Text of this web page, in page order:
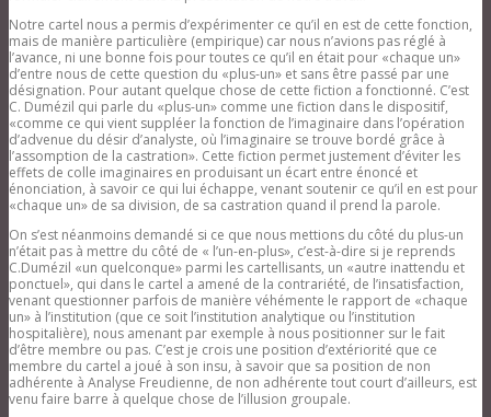
Notre cartel nous a permis d’expérimenter ce qu’il en est de cette fonction,
mais de manière particulière (empirique) car nous n’avions pas réglé à
l’avance, ni une bonne fois pour toutes ce qu’il en était pour «chaque un»
d’entre nous de cette question du «plus-un» et sans être passé par une
désignation. Pour autant quelque chose de cette fiction a fonctionné. C’est
C. Dumézil qui parle du «plus-un» comme une fiction dans le dispositif,
«comme ce qui vient suppléer la fonction de l’imaginaire dans l’opération
d’advenue du désir d’analyste, où l’imaginaire se trouve bordé grâce à
l’assomption de la castration». Cette fiction permet justement d’éviter les
effets de colle imaginaires en produisant un écart entre énoncé et
énonciation, à savoir ce qui lui échappe, venant soutenir ce qu’il en est pour
«chaque un» de sa division, de sa castration quand il prend la parole.
On s’est néanmoins demandé si ce que nous mettions du côté du plus-un
n’était pas à mettre du côté de « l’un-en-plus», c’est-à-dire si je reprends
C.Dumézil «un quelconque» parmi les cartellisants, un «autre inattendu et
ponctuel», qui dans le cartel a amené de la contrariété, de l’insatisfaction,
venant questionner parfois de manière véhémente le rapport de «chaque
un» à l’institution (que ce soit l’institution analytique ou l’institution
hospitalière), nous amenant par exemple à nous positionner sur le fait
d’être membre ou pas. C’est je crois une position d’extériorité que ce
membre du cartel a joué à son insu, à savoir que sa position de non
adhérente à Analyse Freudienne, de non adhérente tout court d’ailleurs, est
venu faire barre à quelque chose de l’illusion groupale.